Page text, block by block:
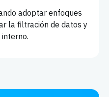
adoptar enfoques
la filtración de datos y